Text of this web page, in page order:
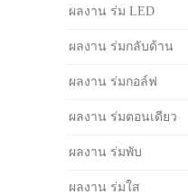
ผลงาน ร่ม LED
ผลงาน ร่มกลับด้าน
ผลงาน ร่มกอล์ฟ
ผลงาน ร่มตอนเดียว
ผลงาน ร่มพับ
ผลงาน ร่มใส